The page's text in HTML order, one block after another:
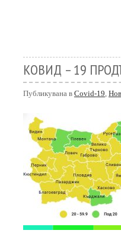
КОВИД – 19
Публикувана в Covid-19